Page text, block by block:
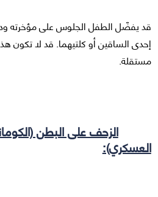
قد يفضّل الطفل الجلوس على مؤخرته
إحدى الساقين أو كلتيهما. قد لا تكون
مستقلة.
الزحف على البطن
العسكري):